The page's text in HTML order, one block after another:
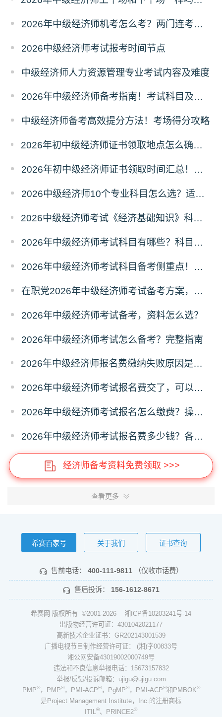
2026年中级经济师机考怎么考？两门连考怎么安排？
2026中级经济师考试报考时间节点
中级经济师人力资源管理专业考试内容及难度
2026年中级经济师备考指南！考试科目及取证条件
中级经济师备考高效提分方法！考场得分攻略
2026年初中级经济师证书领取地点怎么确定？属地规则
2026年初中级经济师证书领取时间汇总！领证节点
2026中级经济师10个专业科目怎么选？适配人群
2026中级经济师考试《经济基础知识》科目六大模块梳理
2026年中级经济师考试科目有哪些？科目介绍
2026年中级经济师考试科目备考侧重点！分清主次
在职党2026年中级经济师考试备考方案，碎片化学习
2026年中级经济师考试备考，资料怎么选？
2026年中级经济师考试怎么备考？完整指南
2026年中级经济师报名费缴纳失败原因是什么？解决办法
2026年中级经济师考试报名费交了，可以退费吗？
2026年中级经济师考试报名怎么缴费？操作指南
2026年中级经济师考试报名费多少钱？各省收费标准
经济师备考资料免费领取 >>>
查看更多
希赛百家号 关于我们 证书查询
售前电话： 400-111-9811 （仅收市话费）
售后投诉： 156-1612-8671
希赛网 版权所有 ©2001-2026 湘ICP备10203241号-14
出版物经营许可证：4301042021177
高新技术企业证书：GR202143001539
广播电视节目制作经营许可证： (湘)字00833号
湘公网安备43019002000749号
违法和不良信息举报电话：15673157832
举报/反馈/投诉邮箱：ujigu@ujigu.com
PMP®，PMP®，PMI-ACP®，PgMP®，PMI-ACP®和PMBOK®
是Project Management Institute，Inc.的注册商标
ITIL®、PRINCE2®